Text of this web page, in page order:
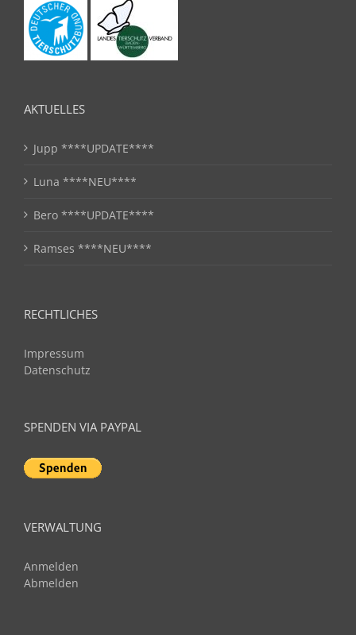
AKTUELLES
Jupp ****UPDATE****
Luna ****NEU****
Bero ****UPDATE****
Ramses ****NEU****
RECHTLICHES
Impressum
Datenschutz
SPENDEN VIA PAYPAL
VERWALTUNG
Anmelden
Abmelden